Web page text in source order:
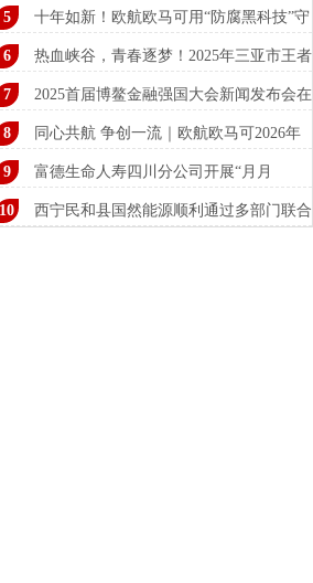
新
十年如新！欧航欧马可用“防腐黑科技”守
用
热血峡谷，青春逐梦！2025年三亚市王者
耀
2025首届博鳌金融强国大会新闻发布会在
举
同心共航 争创一流｜欧航欧马可2026年
商
富德生命人寿四川分公司开展“月月
消保西宁民和县国然能源顺利通过多部门联合